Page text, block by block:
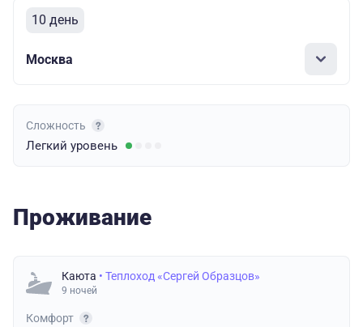
10 день
Москва
Сложность
Легкий уровень
Проживание
Каюта • Теплоход «Сергей Образцов»
9 ночей
Комфорт